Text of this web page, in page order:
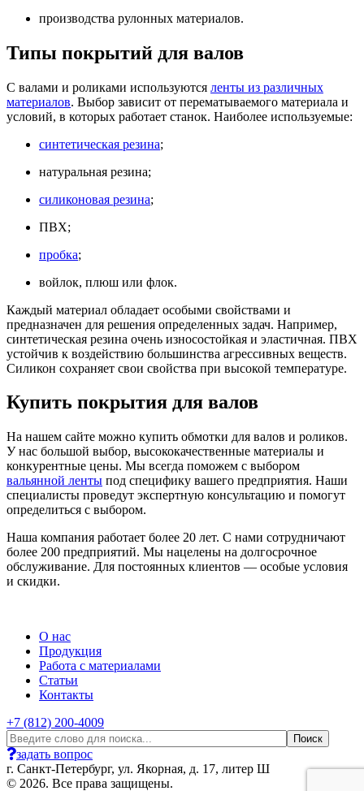
производства рулонных материалов.
Типы покрытий для валов
С валами и роликами используются ленты из различных
материалов. Выбор зависит от перематываемого материала и
условий, в которых работает станок. Наиболее используемые:
синтетическая резина;
натуральная резина;
силиконовая резина;
ПВХ;
пробка;
войлок, плюш или флок.
Каждый материал обладает особыми свойствами и
предназначен для решения определенных задач. Например,
синтетическая резина очень износостойкая и эластичная. ПВХ
устойчив к воздействию большинства агрессивных веществ.
Силикон сохраняет свои свойства при высокой температуре.
Купить покрытия для валов
На нашем сайте можно купить обмотки для валов и роликов.
У нас большой выбор, высококачественные материалы и
конкурентные цены. Мы всегда поможем с выбором
вальянной ленты под специфику вашего предприятия. Наши
специалисты проведут экспертную консультацию и помогут
определиться с выбором.
Наша компания работает более 20 лет. С нами сотрудничают
более 200 предприятий. Мы нацелены на долгосрочное
обслуживание. Для постоянных клиентов — особые условия
и скидки.
О нас
Продукция
Работа с материалами
Статьи
Контакты
+7 (812) 200-4009
задать вопрос
г. Санкт-Петербург, ул. Якорная, д. 17, литер Ш
© 2026. Все права защищены.